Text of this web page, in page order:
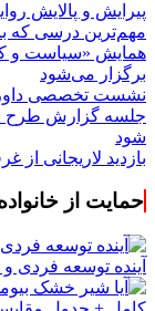
پیرایش و پالایش
مهم‌ترین درسی که
همایش «سیاست و
برگزار می‌شود
نشست تخصصی
جلسه گزارش طرح
شود
بازدید لاریجانی از
حمایت از
آینده توسعه فردی